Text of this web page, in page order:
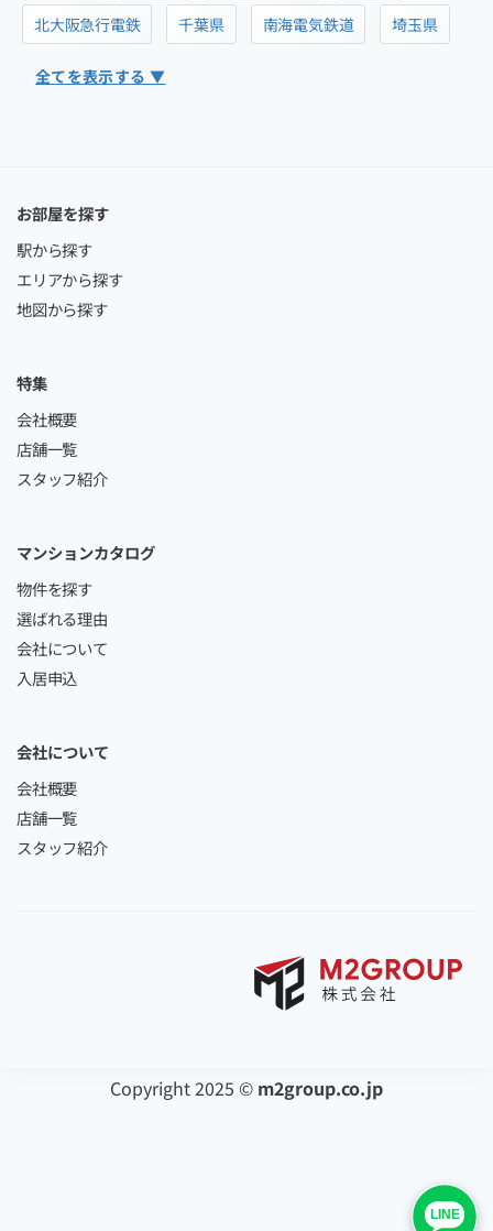
北大阪急行電鉄
千葉県 南海電気鉄道 埼玉県
全てを表示する ▼
お部屋を探す
駅から探す
エリアから探す
地図から探す
特集
会社概要
店舗一覧
スタッフ紹介
マンションカタログ
物件を探す
選ばれる理由
会社について
入居申込
会社について
会社概要
店舗一覧
スタッフ紹介
Copyright 2025 © m2group.co.jp
LINE